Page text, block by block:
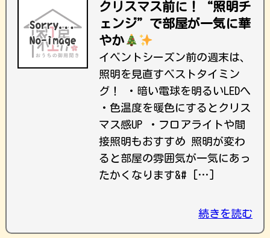
クリスマス前に！“照明チ
ェンジ”で部屋が一気に華
やか
イベントシーズン前の週末は、
照明を見直すベストタイミン
グ！ ・暗い電球を明るいLEDへ
・色温度を暖色にするとクリス
マス感UP ・フロアライトや間
接照明もおすすめ 照明が変わ
ると部屋の雰囲気が一気にあっ
たかくなります&# […]
続きを読む